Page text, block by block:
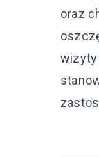
oraz
wizyty